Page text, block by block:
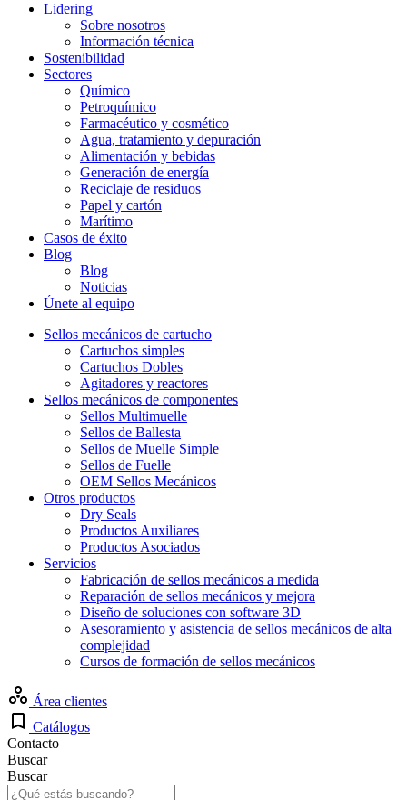
Lidering
Sobre nosotros
Información técnica
Sostenibilidad
Sectores
Químico
Petroquímico
Farmacéutico y cosmético
Agua, tratamiento y depuración
Alimentación y bebidas
Generación de energía
Reciclaje de residuos
Papel y cartón
Marítimo
Casos de éxito
Blog
Blog
Noticias
Únete al equipo
Sellos mecánicos de cartucho
Cartuchos simples
Cartuchos Dobles
Agitadores y reactores
Sellos mecánicos de componentes
Sellos Multimuelle
Sellos de Ballesta
Sellos de Muelle Simple
Sellos de Fuelle
OEM Sellos Mecánicos
Otros productos
Dry Seals
Productos Auxiliares
Productos Asociados
Servicios
Fabricación de sellos mecánicos a medida
Reparación de sellos mecánicos y mejora
Diseño de soluciones con software 3D
Asesoramiento y asistencia de sellos mecánicos de alta
complejidad
Cursos de formación de sellos mecánicos
Área clientes
Catálogos
Contacto
Buscar
Buscar